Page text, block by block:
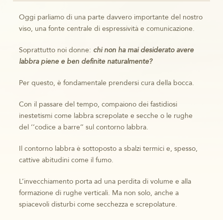
Oggi parliamo di una parte davvero importante del nostro
viso, una fonte centrale di espressività e comunicazione.
Soprattutto noi donne: chi non ha mai desiderato avere
labbra piene e ben definite naturalmente?
Per questo, è fondamentale prendersi cura della bocca.
Con il passare del tempo, compaiono dei fastidiosi
inestetismi come labbra screpolate e secche o le rughe
del ‘’codice a barre’’ sul contorno labbra.
Il contorno labbra è sottoposto a sbalzi termici e, spesso,
cattive abitudini come il fumo.
L’invecchiamento porta ad una perdita di volume e alla
formazione di rughe verticali. Ma non solo, anche a
spiacevoli disturbi come secchezza e screpolature.